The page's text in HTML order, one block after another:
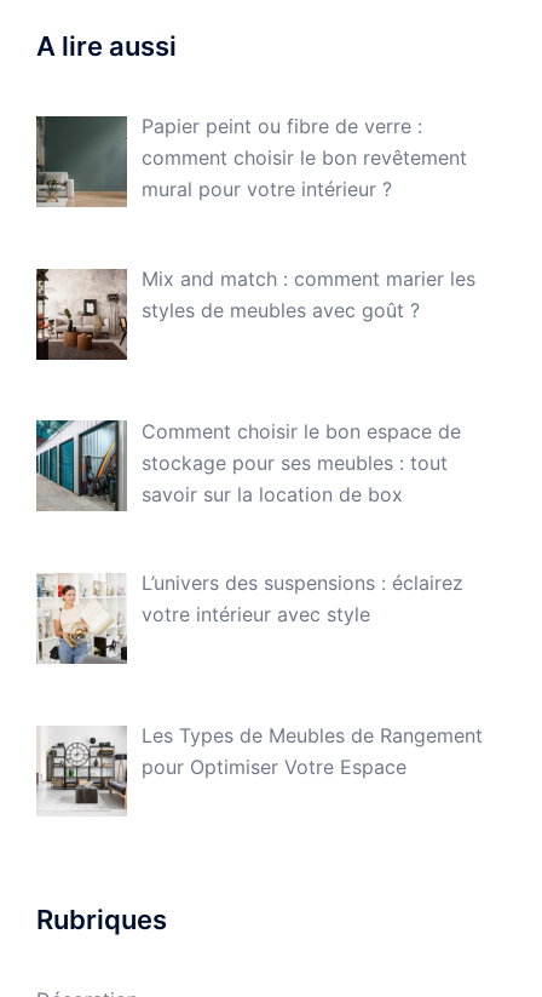
A lire aussi
Papier peint ou fibre de verre :
comment choisir le bon revêtement
mural pour votre intérieur ?
Mix and match : comment marier les
styles de meubles avec goût ?
Comment choisir le bon espace de
stockage pour ses meubles : tout
savoir sur la location de box
L’univers des suspensions : éclairez
votre intérieur avec style
Les Types de Meubles de Rangement
pour Optimiser Votre Espace
Rubriques